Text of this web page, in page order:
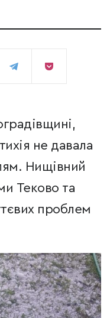
не давала
Нищівний
Теково та
проблем